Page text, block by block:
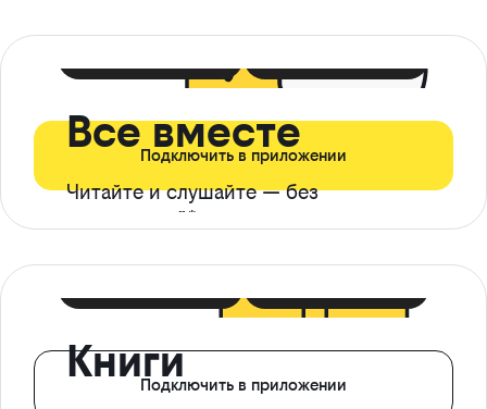
Все вместе
Читайте и слушайте — без
ограничений*
Подключить в приложении
КнигиПодключить в приложении